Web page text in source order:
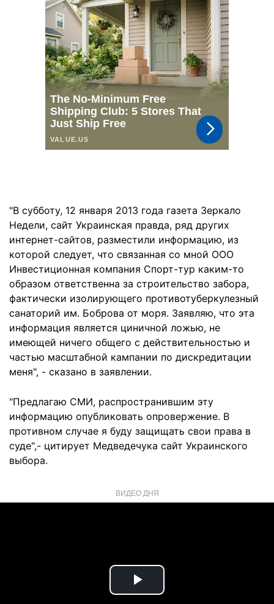
"В субботу, 12 января 2013 года газета Зеркало
Недели, сайт Украинская правда, ряд других
интернет-сайтов, разместили информацию, из
которой следует, что связанная со мной ООО
Инвестиционная компания Спорт-тур каким-то
образом ответственна за строительство забора,
фактически изолирующего противотуберкулезный
санаторий им. Боброва от моря. Заявляю, что эта
информация является циничной ложью, не
имеющей ничего общего с действительностью и
частью масштабной кампании по дискредитации
меня", - сказано в заявлении.
"Предлагаю СМИ, распространившим эту
информацию опубликовать опровержение. В
противном случае я буду защищать свои права в
суде",- цитирует Медведечука сайт Украинского
выбора.
ВИДЕО ДНЯ
Play